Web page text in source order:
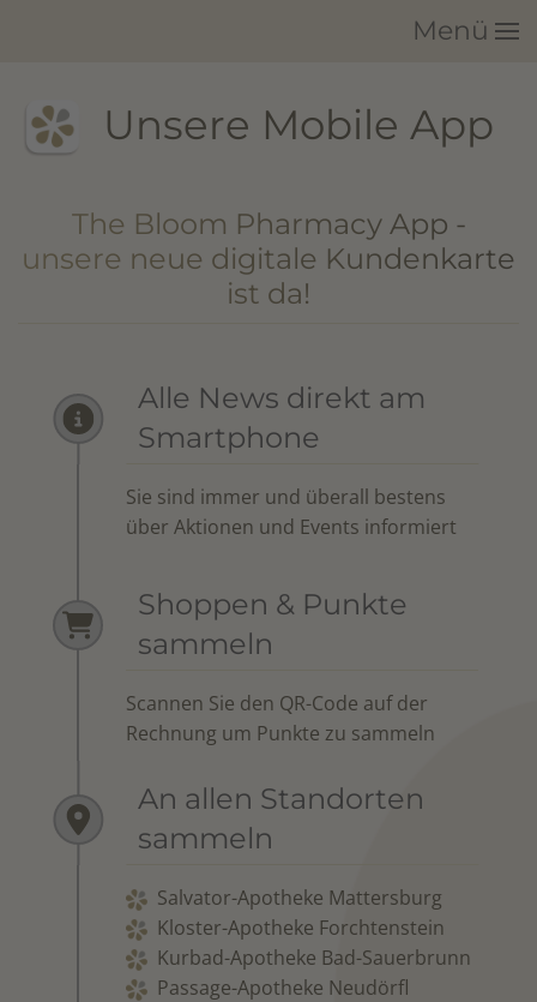
Menü
Unsere Mobile App
The Bloom Pharmacy App -
unsere neue digitale Kundenkarte
ist da!
Alle News direkt am
Smartphone
Sie sind immer und überall bestens
über Aktionen und Events informiert
Shoppen & Punkte
sammeln
Scannen Sie den QR-Code auf der
Rechnung um Punkte zu sammeln
An allen Standorten
sammeln
Salvator-Apotheke Mattersburg
Kloster-Apotheke Forchtenstein
Kurbad-Apotheke Bad-Sauerbrunn
Passage-Apotheke Neudörfl